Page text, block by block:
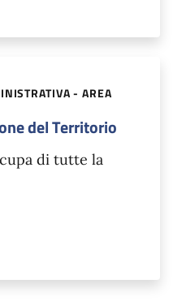
- AREA
del Territorio
di tutte la